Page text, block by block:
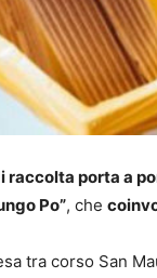
raccolta porta a
Po”, che
tra corso San